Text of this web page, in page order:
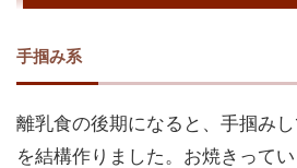
手掴み系
離乳食の後期になると、手掴み
を結構作りました。お焼きって